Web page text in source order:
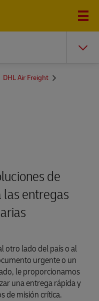
DHL Air Freight
de
entregas
otro lado del país o al
urgente o un
le proporcionamos
una entrega rápida y
de misión crítica.